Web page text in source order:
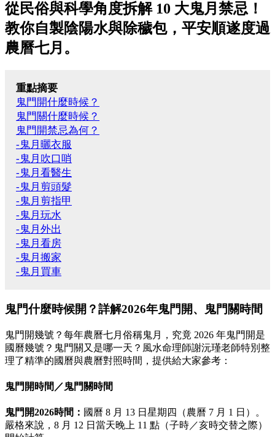
從民俗與科學角度拆解 10 大鬼月禁忌！
教你自製陰陽水與除穢包，平安順遂度過
農曆七月。
重點摘要
鬼門開什麼時候？
鬼門關什麼時候？
鬼門開禁忌為何？
-鬼月曬衣服
-鬼月吹口哨
-鬼月看醫生
-鬼月剪頭髮
-鬼月剪指甲
-鬼月玩水
-鬼月外出
-鬼月看房
-鬼月搬家
-鬼月買車
鬼門什麼時候開？詳解2026年鬼門開、鬼門關時間
鬼門開幾號？每年農曆七月俗稱鬼月，究竟 2026 年鬼門開是
國曆幾號？鬼門關又是哪一天？風水命理師謝沅瑾老師特別整
理了精準的國曆與農曆對照時間，提供給大家參考：
鬼門開時間／鬼門關時間
鬼門開2026時間： 國曆 8 月 13 日星期四（農曆 7 月 1 日）。
嚴格來說，8 月 12 日當天晚上 11 點（子時／亥時交替之際）